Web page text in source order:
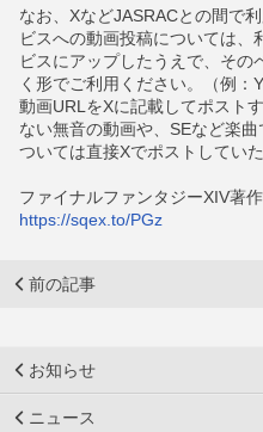
なお、XなどJASRACとの間で
ビスへの動画投稿については、
ビスにアップしたうえで、その
く形でご利用ください。（例
動画URLをXに記載してポスト
ない無音の動画や、SEなど楽
ついては直接Xでポストしてい
ファイナルファンタジーXIV著
https://sqex.to/PGz
前の記事
お知らせ
ニュース